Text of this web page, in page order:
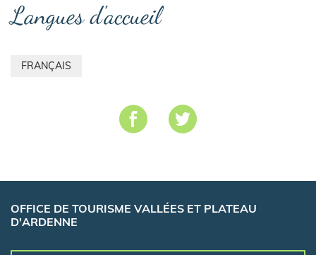
Langues d'accueil
FRANÇAIS
OFFICE DE TOURISME VALLÉES ET PLATEAU
D'ARDENNE